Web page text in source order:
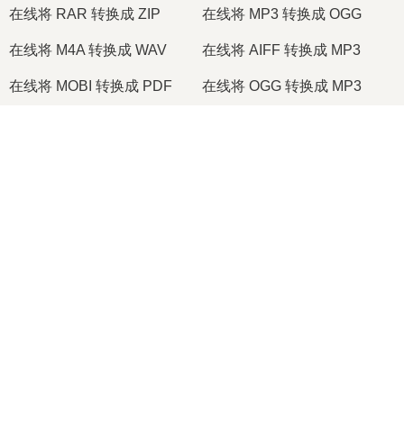
在线将 RAR 转换成 ZIP 在线将 MP3 转换成 OGG
在线将 M4A 转换成 WAV 在线将 AIFF 转换成 MP3
在线将 MOBI 转换成 PDF 在线将 OGG 转换成 MP3